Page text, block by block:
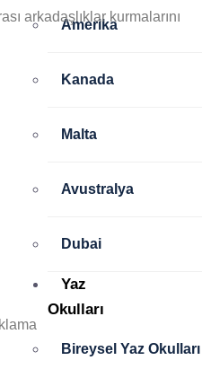
Amerika
Kanada
Malta
Avustralya
Dubai
Yaz
Okulları
Bireysel Yaz Okulları
arkadaşlıklar kurmalarını